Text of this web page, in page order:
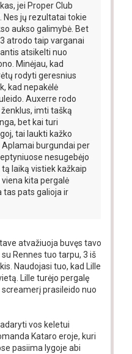
jei Proper Club
Nes jų rezultatai tokie
aukso galimybė. Bet
atrodo taip varganai
atsikelti nuo
Minėjau, kad
rodyti geresnius
kad nepakėlė
Auxerre rodo
imti tašką
bet kai turi
tai laukti kažko
burgundai per
nesugebėjo
laiką vistiek kažkaip
viena kita pergalė
tas pats galioja ir
atvažiuoja buvęs tavo
Rennes tuo tarpu, 3 iš
Naudojasi tuo, kad Lille
Lille turėjo pergalę
prasileido nuo
vos keletui
Kataro eroje, kuri
pasiima lygoje abi